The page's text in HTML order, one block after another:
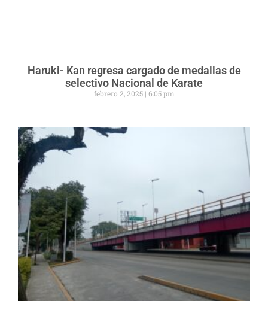
Haruki- Kan regresa cargado de medallas de
selectivo Nacional de Karate
febrero 2, 2025 6:05 pm